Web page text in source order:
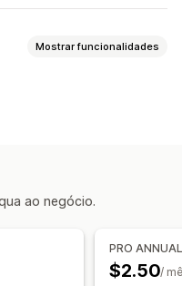
Mostrar funcionalidades
Emojis
ao negócio.
PRO
$2.50/